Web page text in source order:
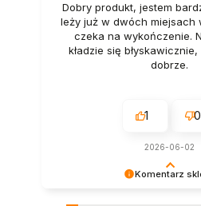
Komentarz
Dobry produkt, jestem
leży już w dwóch miejsach
czeka na wykończenie.
kładzie się
dobrze.
1 0
2026-06-02